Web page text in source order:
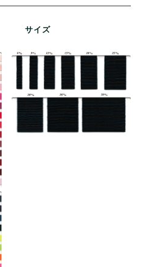
サイズ